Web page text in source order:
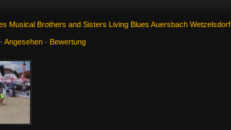
Musical Brothers and Sisters Living Blues Auersbach Wetzelsdorf
- Angesehen - Bewertung